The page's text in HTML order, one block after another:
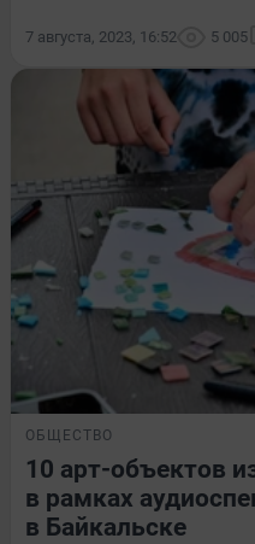
7 августа, 2023, 16:52 5 005
ОБЩЕСТВО
10 арт-объектов
в рамках
в Байкальске